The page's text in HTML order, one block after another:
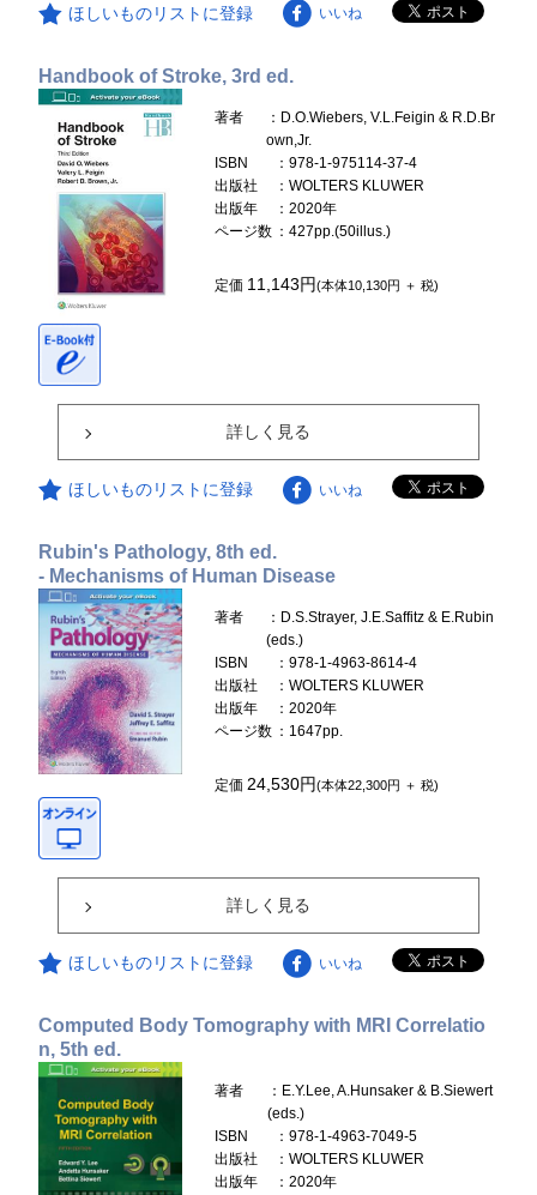
ほしいものリストに登録 いいね
Handbook of Stroke, 3rd ed.
著者
：D.O.Wiebers, V.L.Feigin & R.D.Br
own,Jr.
ISBN
：978-1-975114-37-4
出版社
：WOLTERS KLUWER
出版年
：2020年
ページ数 ：427pp.(50illus.)
定価 11,143円(本体10,130円 ＋ 税)
詳しく見る
ほしいものリストに登録 いいね
Rubin's Pathology, 8th ed.
- Mechanisms of Human Disease
著者
：D.S.Strayer, J.E.Saffitz & E.Rubin
(eds.)
ISBN
：978-1-4963-8614-4
出版社
：WOLTERS KLUWER
出版年
：2020年
ページ数 ：1647pp.
定価24,530円(本体22,300円 ＋ 税)
詳しく見る
ほしいものリストに登録 いいね
Computed Body Tomography with MRI Correlatio
n, 5th ed.
著者
：E.Y.Lee, A.Hunsaker & B.Siewert
(eds.)
ISBN
：978-1-4963-7049-5
出版社
：WOLTERS KLUWER
出版年
：2020年